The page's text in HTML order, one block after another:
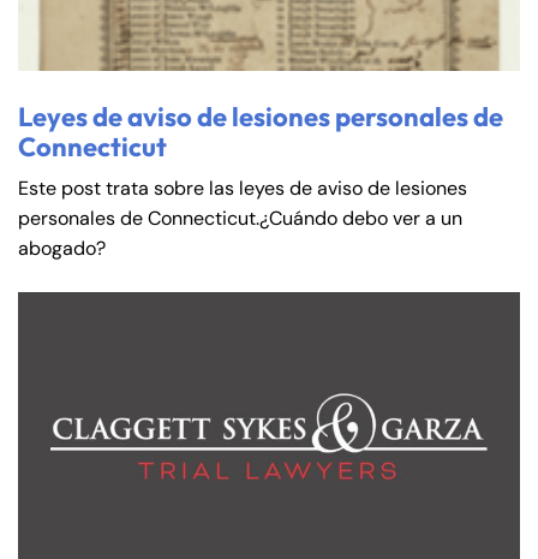
Leyes de aviso de lesiones personales de
Connecticut
Este post trata sobre las leyes de aviso de lesiones
personales de Connecticut.¿Cuándo debo ver a un
abogado?